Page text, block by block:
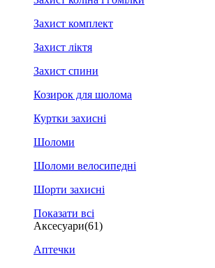
Захист комплект
Захист ліктя
Захист спини
Козирок для шолома
Куртки захисні
Шоломи
Шоломи велосипедні
Шорти захисні
Показати всі
Аксесуари(61)
Аптечки